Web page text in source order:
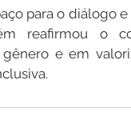
para o diálogo
reafirmou o
e em